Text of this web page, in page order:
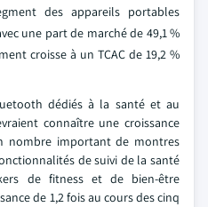
des appareils portables
une part de marché de 49,1 %
croisse à un TCAC de 19,2 %
dédiés à la santé et au
connaître une croissance
nombre important de montres
de suivi de la santé
de fitness et de bien-être
de 1,2 fois au cours des cinq